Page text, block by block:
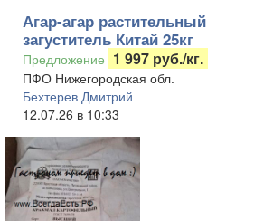
Агар-агар растительный
загуститель Китай 25кг
Предложение 1 997 руб./кг.
ПФО Нижегородская обл.
Бехтерев Дмитрий
12.07.26 в 10:33